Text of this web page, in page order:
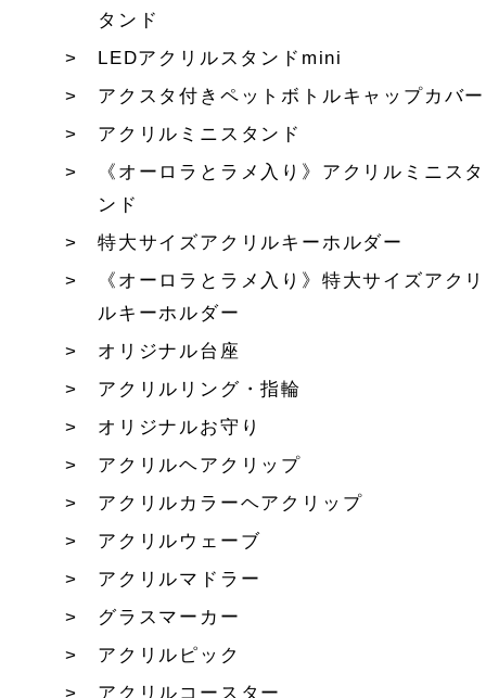
タンド
LEDアクリルスタンドmini
アクスタ付きペットボトルキャップカバー
アクリルミニスタンド
《オーロラとラメ入り》アクリルミニスタ
ンド
特大サイズアクリルキーホルダー
《オーロラとラメ入り》特大サイズアクリ
ルキーホルダー
オリジナル台座
アクリルリング・指輪
オリジナルお守り
アクリルヘアクリップ
アクリルカラーヘアクリップ
アクリルウェーブ
アクリルマドラー
グラスマーカー
アクリルピック
アクリルコースター